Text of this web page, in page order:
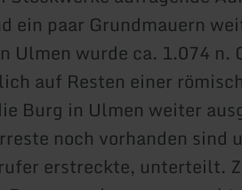
ein paar Grundmauern
Ulmen wurde ca. 1.074 n.
auf Resten einer
Burg in Ulmen weiter
noch vorhanden sind
erstreckte, unterteilt.